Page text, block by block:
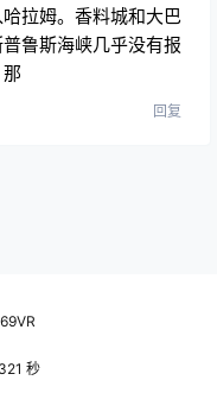
拉姆。香料城和大巴
鲁斯海峡几乎没有报
回复
秒